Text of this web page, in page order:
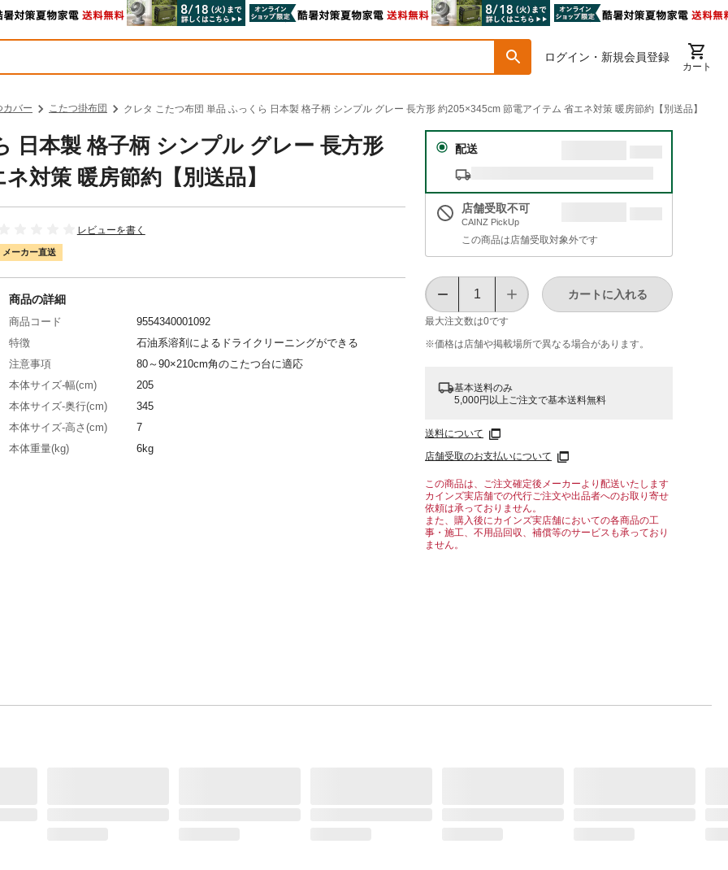
ログイン・新規会員登録
カート
カバー こたつ掛布団 クレタ こたつ布団 単品 ふっくら 日本製 格子柄 シンプル グレー 長方形 約205×345cm 節電アイテム 省エネ対策 暖房節約【別送品】
日本製 格子柄 シンプル グレー 長方形
対策 暖房節約【別送品】
レビューを書く
メーカー直送
配送
店舗受取不可
CAINZ PickUp
この商品は店舗受取対象外です
最大注文数は0です
カートに入れる
※価格は​店舗や​掲載場所で​異なる​場合が​あります。
基本送料のみ
5,000円以上ご注文で基本送料無料
送料について
店舗受取のお支払いについて
この商品は、ご注文確定後メーカーより配送いたします
カインズ実店舗での代行ご注文や出品者へのお取り寄せ
依頼は承っておりません。
また、購入後にカインズ実店舗においての各商品の工
事・施工、不用品回収、補償等のサービスも承っており
ません。
商品の詳細
商品コード
9554340001092
特徴
石油系溶剤によるドライクリーニングができる
注意事項
80～90×210cm角のこたつ台に適応
本体サイズ-幅(cm)
205
本体サイズ-奥行(cm)
345
本体サイズ-高さ(cm)
7
本体重量(kg)
6kg